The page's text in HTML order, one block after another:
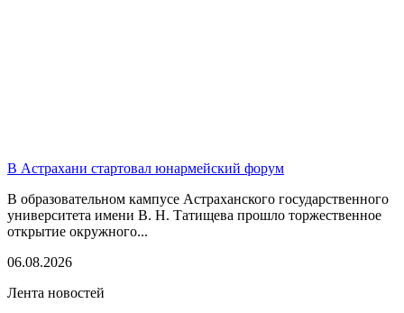
В Астрахани стартовал юнармейский форум
В образовательном кампусе Астраханского государственного
университета имени В. Н. Татищева прошло торжественное
открытие окружного...
06.08.2026
Лента новостей